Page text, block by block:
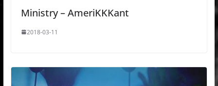
Ministry – AmeriKKKant
2018-03-11